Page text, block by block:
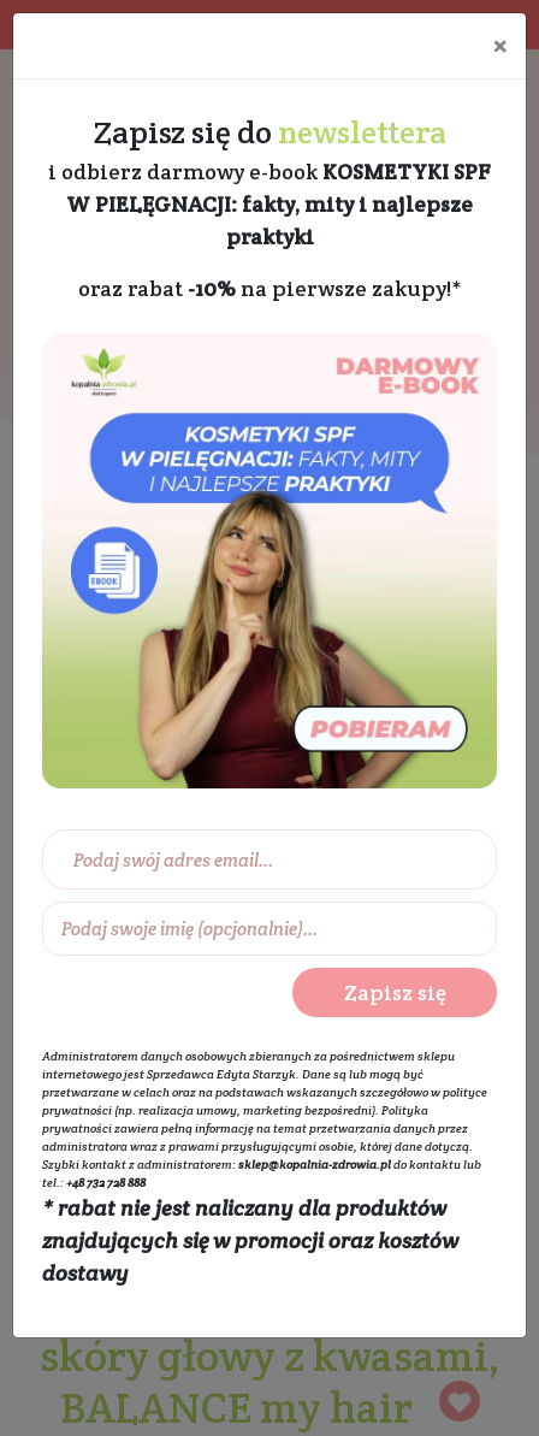
Kosmetyki Włosy
Szampon do włosów
Szampon do włosów
normalizujący
Szampon do przetłuszczającej się
skóry głowy z kwasami, BALANCE my hair
Szampon do
przetłuszczającej się
skóry głowy z kwasami,
BALANCE my hair
×
Zapisz się do newslettera
i odbierz darmowy e-book KOSMETYKI SPF
W PIELĘGNACJI: fakty, mity i najlepsze
praktyki
oraz rabat -10%na pierwsze zakupy!*
Zapisz się
Administratorem danych osobowych zbieranych za pośrednictwem sklepu
internetowego jest Sprzedawca Edyta Starzyk. Dane są lub mogą być
przetwarzane w celach oraz na podstawach wskazanych szczegółowo wpolityce
prywatności (np. realizacja umowy, marketing bezpośredni). Polityka
prywatnościzawiera pełną informację na temat przetwarzania danych przez
administratora wraz z prawami przysługującymi osobie, której dane dotyczą.
Szybki kontakt z administratorem:sklep@kopalnia-zdrowia.pldo kontaktu lub
tel.:+48 732 728 888
* rabat nie jest naliczany dla produktów
znajdujących się w promocji oraz kosztów
dostawy